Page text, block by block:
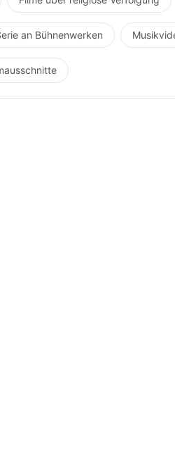
an Bühnenwerken